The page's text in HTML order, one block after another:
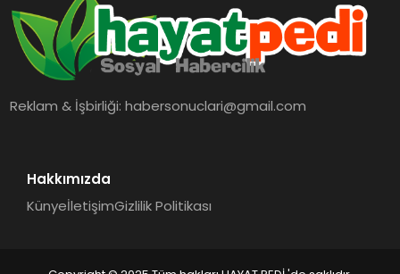
Reklam & İşbirliği:habersonuclari@gmail.com
Hakkımızda
KünyeİletişimGizlilik Politikası